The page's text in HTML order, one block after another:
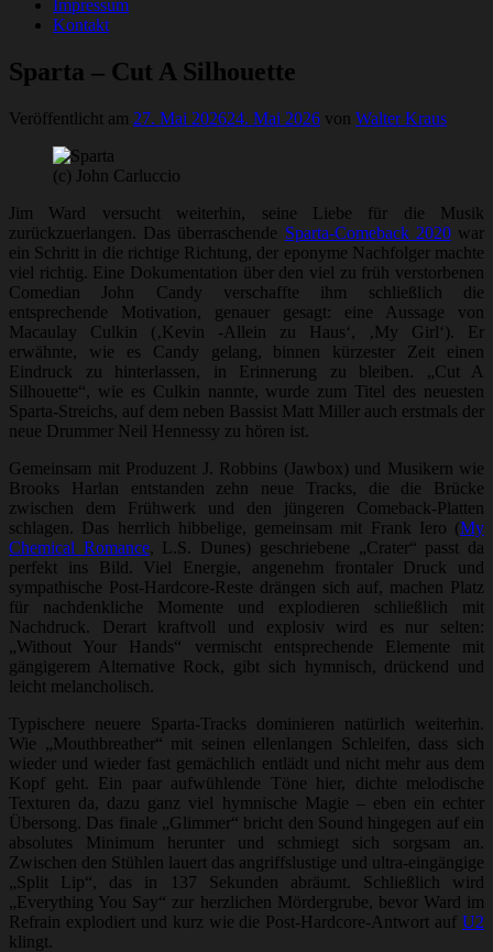
Impressum
Kontakt
Sparta – Cut A Silhouette
Veröffentlicht am 27. Mai 202624. Mai 2026 von Walter Kraus
(c) John Carluccio
Jim Ward versucht weiterhin, seine Liebe für die Musik
zurückzuerlangen. Das überraschende Sparta-Comeback 2020war
ein Schritt in die richtige Richtung, der eponyme Nachfolger machte
viel richtig. Eine Dokumentation über den viel zu früh verstorbenen
Comedian John Candy verschaffte ihm schließlich die
entsprechende Motivation, genauer gesagt: eine Aussage von
Macaulay Culkin (‚Kevin -Allein zu Haus‘, ‚My Girl‘). Er
erwähnte, wie es Candy gelang, binnen kürzester Zeit einen
Eindruck zu hinterlassen, in Erinnerung zu bleiben. „Cut A
Silhouette“, wie es Culkin nannte, wurde zum Titel des neuesten
Sparta-Streichs, auf dem neben Bassist Matt Miller auch erstmals der
neue Drummer Neil Hennessy zu hören ist.
Gemeinsam mit Produzent J. Robbins (Jawbox) und Musikern wie
Brooks Harlan entstanden zehn neue Tracks, die die Brücke
zwischen dem Frühwerk und den jüngeren Comeback-Platten
schlagen. Das herrlich hibbelige, gemeinsam mit Frank Iero (My
Chemical Romance, L.S. Dunes) geschriebene „Crater“ passt da
perfekt ins Bild. Viel Energie, angenehm frontaler Druck und
sympathische Post-Hardcore-Reste drängen sich auf, machen Platz
für nachdenkliche Momente und explodieren schließlich mit
Nachdruck. Derart kraftvoll und explosiv wird es nur selten:
„Without Your Hands“ vermischt entsprechende Elemente mit
gängigerem Alternative Rock, gibt sich hymnisch, drückend und
leicht melancholisch.
Typischere neuere Sparta-Tracks dominieren natürlich weiterhin.
Wie „Mouthbreather“ mit seinen ellenlangen Schleifen, dass sich
wieder und wieder fast gemächlich entlädt und nicht mehr aus dem
Kopf geht. Ein paar aufwühlende Töne hier, dichte melodische
Texturen da, dazu ganz viel hymnische Magie – eben ein echter
Übersong. Das finale „Glimmer“ bricht den Sound hingegen auf ein
absolutes Minimum herunter und schmiegt sich sorgsam an.
Zwischen den Stühlen lauert das angriffslustige und ultra-eingängige
„Split Lip“, das in 137 Sekunden abräumt. Schließlich wird
„Everything You Say“ zur herzlichen Mördergrube, bevor Ward im
Refrain explodiert und kurz wie die Post-Hardcore-Antwort auf U2
klingt.